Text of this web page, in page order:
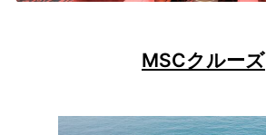
MSCクルーズ